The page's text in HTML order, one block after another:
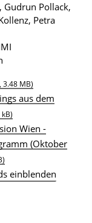
Gudrun Pollack,
Petra
3.48 MB)
aus dem
Wien -
(Oktober
einblenden